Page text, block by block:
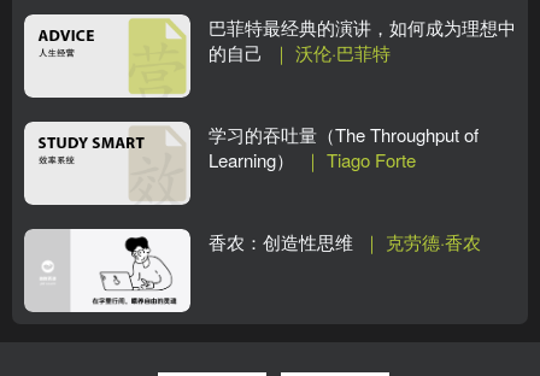
巴菲特最经典的演讲，如何成为理想中
的自己 ｜ 沃伦·巴菲特
学习的吞吐量（The Throughput of
Learning）
｜ Tiago Forte
香农：创造性思维 ｜ 克劳德·香农